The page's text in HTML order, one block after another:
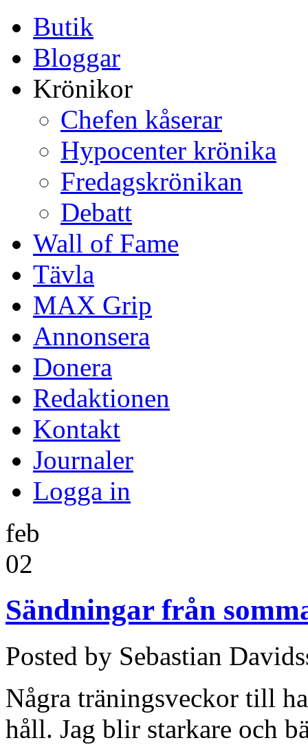
Butik
Bloggar
Krönikor
Chefen kåserar
Hypocenter krönika
Fredagskrönikan
Debatt
Wall of Fame
Tävla
MAX Grip
Annonsera
Donera
Redaktionen
Kontakt
Journaler
Logga in
feb
02
Sändningar från
Posted by Sebastian
Några träningsveckor till
håll. Jag blir starkare och